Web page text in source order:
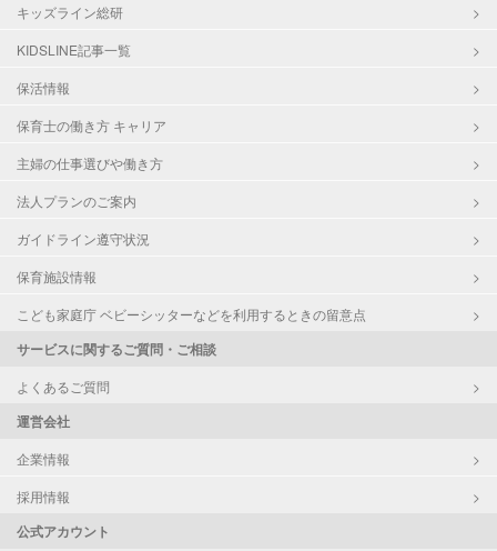
キッズライン総研
KIDSLINE記事一覧
保活情報
保育士の働き方 キャリア
主婦の仕事選びや働き方
法人プランのご案内
ガイドライン遵守状況
保育施設情報
こども家庭庁 ベビーシッターなどを利用するときの留意点
サービスに関するご質問・ご相談
よくあるご質問
運営会社
企業情報
採用情報
公式アカウント